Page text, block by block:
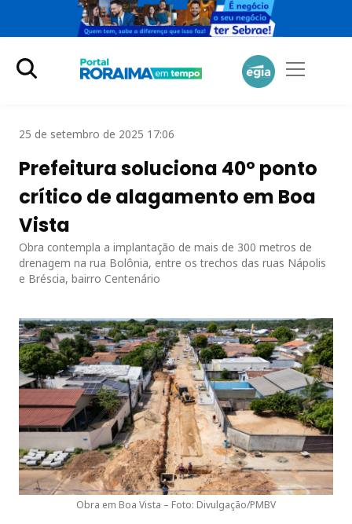
25 de setembro de 2025 17:06
Prefeitura soluciona 40º ponto
crítico de alagamento em Boa
Vista
Obra contempla a implantação de mais de 300 metros de
drenagem na rua Bolônia, entre os trechos das ruas Nápolis
e Bréscia, bairro Centenário
Obra em Boa Vista – Foto: Divulgação/PMBV